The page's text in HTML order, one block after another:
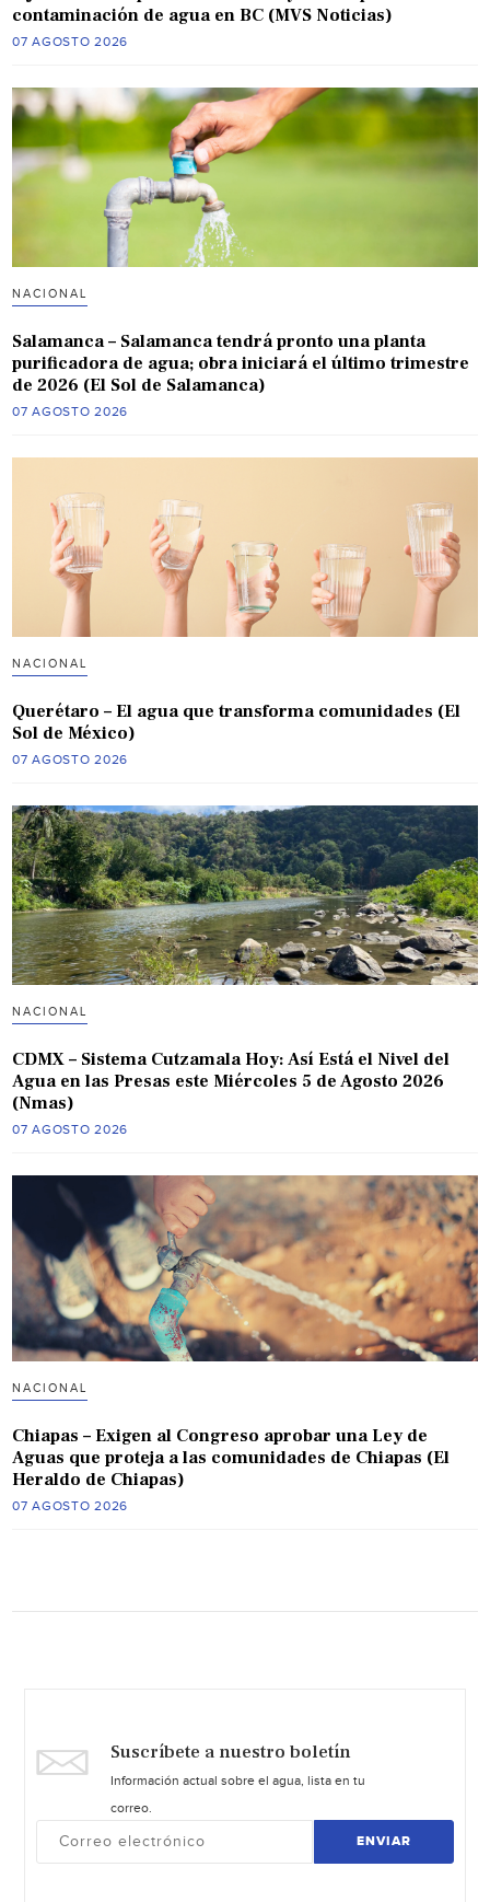
contaminación de agua en BC (MVS Noticias)
07 AGOSTO 2026
NACIONAL
Salamanca – Salamanca tendrá pronto una planta
purificadora de agua; obra iniciará el último trimestre
de 2026 (El Sol de Salamanca)
07 AGOSTO 2026
NACIONAL
Querétaro – El agua que transforma comunidades (El
Sol de México)
07 AGOSTO 2026
NACIONAL
CDMX – Sistema Cutzamala Hoy: Así Está el Nivel del
Agua en las Presas este Miércoles 5 de Agosto 2026
(Nmas)
07 AGOSTO 2026
NACIONAL
Chiapas – Exigen al Congreso aprobar una Ley de
Aguas que proteja a las comunidades de Chiapas (El
Heraldo de Chiapas)
07 AGOSTO 2026
Suscríbete a nuestro boletín
Información actual sobre el agua, lista en tu
correo.
ENVIAR